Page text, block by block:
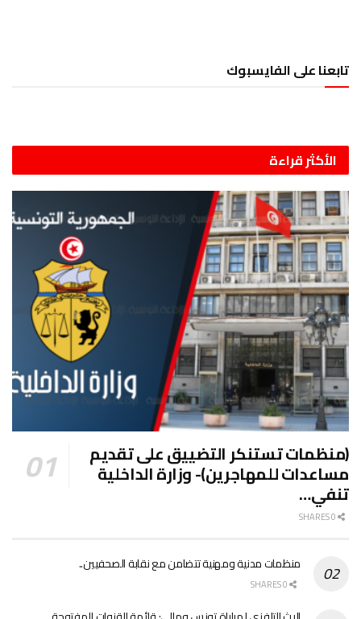
تابعنا على الفايسبوك
الأكثر قراءة
(منظمات تستنكر التضييق على تقديم
مساعدات للمهاجرين)- وزارة الداخلية
تنفي…
منظمات مدنية ومهنية تتضامن مع نقابة الصحفيين..